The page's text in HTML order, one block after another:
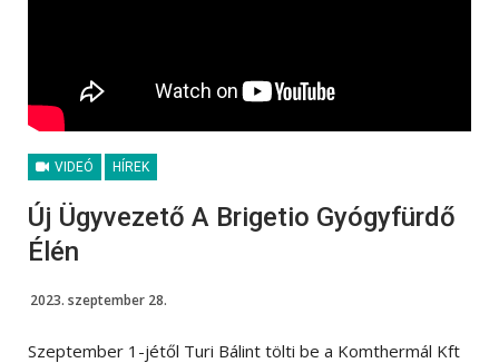
VIDEÓ HÍREK
Új Ügyvezető A Brigetio Gyógyfürdő
Élén
2023. szeptember 28.
Szeptember 1-jétől Turi Bálint tölti be a Komthermál Kft